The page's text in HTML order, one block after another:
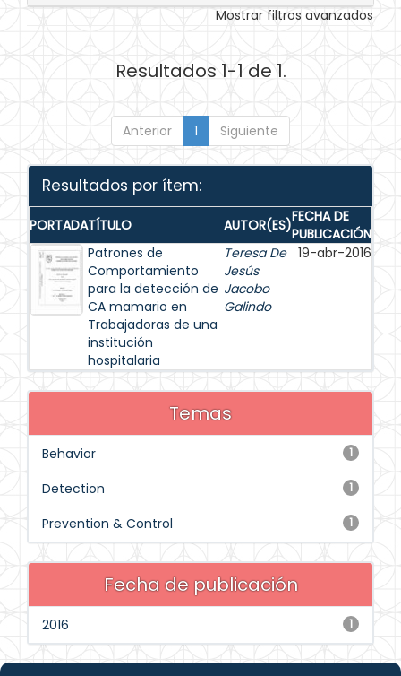
Mostrar filtros avanzados
Resultados 1-1 de 1.
Anterior 1 Siguiente
Resultados por ítem:
PORTADATÍTULO AUTOR(ES)FECHA DE
PUBLICACIÓN
Patrones de
Comportamiento
para la detección de
CA mamario en
Trabajadoras de una
institución
hospitalaria
Teresa De
Jesús
Jacobo
Galindo
19-abr-2016
Temas
1
Behavior
1
Detection
1
Prevention & Control
Fecha de publicación
1
2016